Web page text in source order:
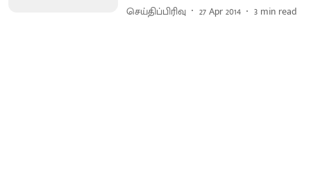
செய்திப்பிரிவு 27 Apr 2014 3 min read